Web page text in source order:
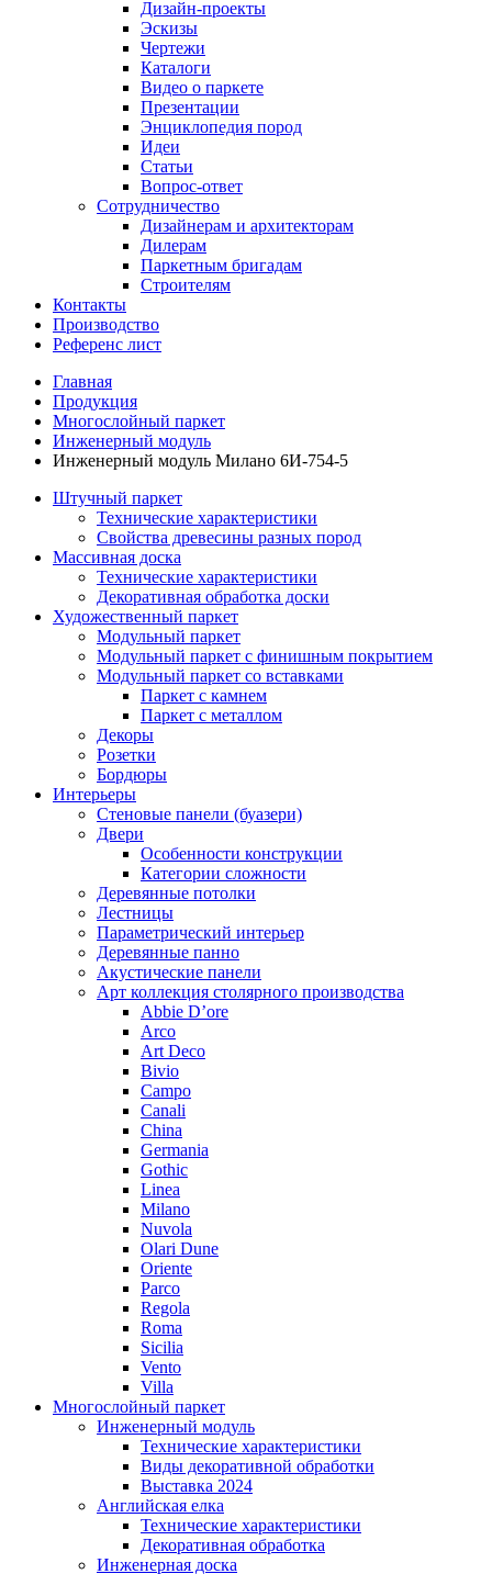
Дизайн-проекты
Эскизы
Чертежи
Каталоги
Видео о паркете
Презентации
Энциклопедия пород
Идеи
Статьи
Вопрос-ответ
Сотрудничество
Дизайнерам и архитекторам
Дилерам
Паркетным бригадам
Строителям
Контакты
Производство
Референс лист
Главная
Продукция
Многослойный паркет
Инженерный модуль
Инженерный модуль Милано 6И-754-5
Штучный паркет
Технические характеристики
Свойства древесины разных пород
Массивная доска
Технические характеристики
Декоративная обработка доски
Художественный паркет
Модульный паркет
Модульный паркет с финишным покрытием
Модульный паркет со вставками
Паркет с камнем
Паркет с металлом
Декоры
Розетки
Бордюры
Интерьеры
Стеновые панели (буазери)
Двери
Особенности конструкции
Категории сложности
Деревянные потолки
Лестницы
Параметрический интерьер
Деревянные панно
Акустические панели
Арт коллекция столярного производства
Abbie D’ore
Arco
Art Deco
Bivio
Campo
Canali
China
Germania
Gothic
Linea
Milano
Nuvola
Olari Dune
Oriente
Parco
Regola
Roma
Sicilia
Vento
Villa
Многослойный паркет
Инженерный модуль
Технические характеристики
Виды декоративной обработки
Выставка 2024
Английская елка
Технические характеристики
Декоративная обработка
Инженерная доска